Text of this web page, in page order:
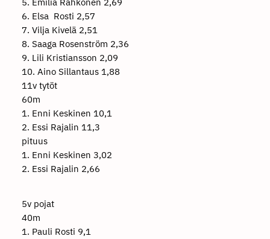
6. Elsa Rosti 2,57
7. Vilja Kivelä 2,51
8. Saaga Rosenström 2,36
9. Lili Kristiansson 2,09
10. Aino Sillantaus 1,88
11v tytöt
60m
1. Enni Keskinen 10,1
2. Essi Rajalin 11,3
pituus
1. Enni Keskinen 3,02
2. Essi Rajalin 2,66
5v pojat
40m
1. Pauli Rosti 9,1